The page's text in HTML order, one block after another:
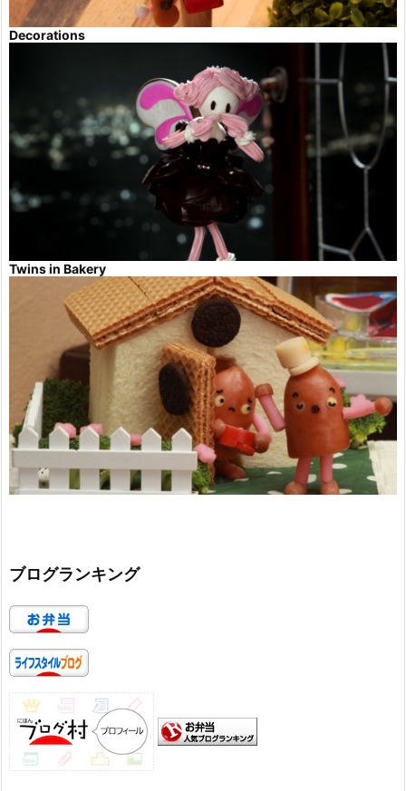
Decorations
Twins in Bakery
ブログランキング